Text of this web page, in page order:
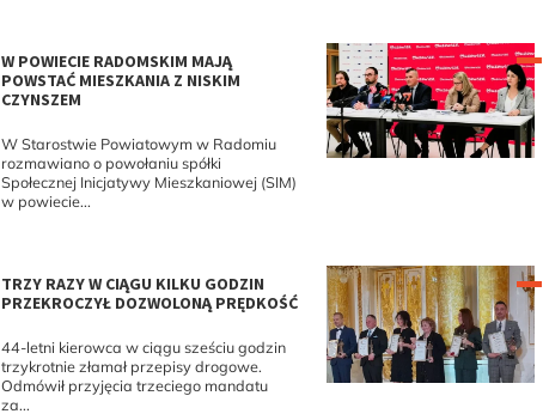
W POWIECIE RADOMSKIM MAJĄ
POWSTAĆ MIESZKANIA Z NISKIM
CZYNSZEM
W Starostwie Powiatowym w Radomiu
rozmawiano o powołaniu spółki
Społecznej Inicjatywy Mieszkaniowej (SIM)
w powiecie...
TRZY RAZY W CIĄGU KILKU GODZIN
PRZEKROCZYŁ DOZWOLONĄ PRĘDKOŚĆ
44-letni kierowca w ciągu sześciu godzin
trzykrotnie złamał przepisy drogowe.
Odmówił przyjęcia trzeciego mandatu
za...